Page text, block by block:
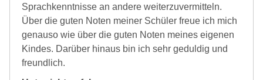
Sprachkenntnisse an andere weiterzuvermitteln.
Über die guten Noten meiner Schüler freue ich mich
genauso wie über die guten Noten meines eigenen
Kindes. Darüber hinaus bin ich sehr geduldig und
freundlich.